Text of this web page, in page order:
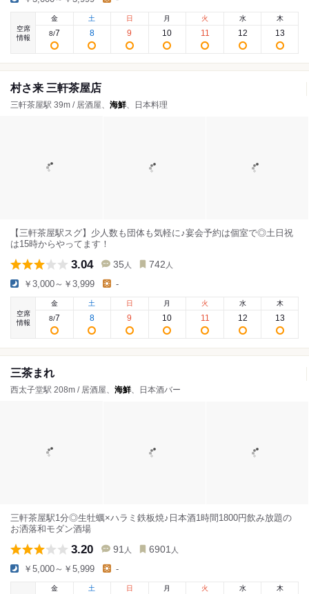
空席
情報
金
8/7
土
8
日
9
月
10
火
11
水
12
木
13
村さ来 三軒茶屋店
三軒茶屋駅 39m / 居酒屋、 海鮮、日本料理
【三軒茶屋駅スグ】少人数も団体も気軽に♪宴会予約は個室で◎土日祝
は15時からやってます！
3.04 35 人 742 人
￥3,000～￥3,999 -
空席
情報
金
8/7
土
8
日
9
月
10
火
11
水
12
木
13
三茶まれ
西太子堂駅 208m / 居酒屋、 海鮮、日本酒バー
三軒茶屋駅1分◎生牡蠣×ハラミ鉄板焼♪日本酒1時間1800円飲み放題の
お洒落和モダン酒場
3.20 91 人 6901 人
￥5,000～￥5,999 -
金 土 日 月 火 水 木